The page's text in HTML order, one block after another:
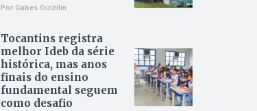
Por Gabes Guizilin
Tocantins registra
melhor Ideb da série
histórica, mas anos
finais do ensino
fundamental seguem
como desafio